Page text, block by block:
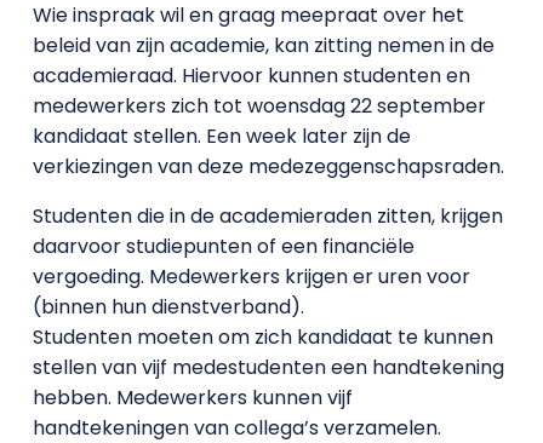
Wie inspraak wil en graag meepraat over het
beleid van zijn academie, kan zitting nemen in de
academieraad. Hiervoor kunnen studenten en
medewerkers zich tot woensdag 22 september
kandidaat stellen. Een week later zijn de
verkiezingen van deze medezeggenschapsraden.
Studenten die in de academieraden zitten, krijgen
daarvoor studiepunten of een financiële
vergoeding. Medewerkers krijgen er uren voor
(binnen hun dienstverband).
Studenten moeten om zich kandidaat te kunnen
stellen van vijf medestudenten een handtekening
hebben. Medewerkers kunnen vijf
handtekeningen van collega’s verzamelen.